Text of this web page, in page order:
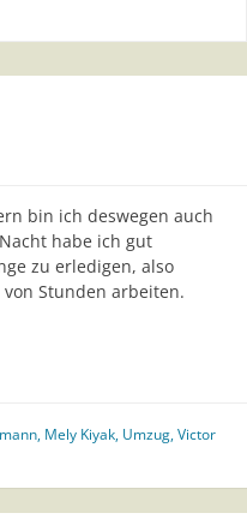
bin ich deswegen auch
habe ich gut
zu erledigen, also
Stunden arbeiten.
, Mely Kiyak, Umzug,Victor